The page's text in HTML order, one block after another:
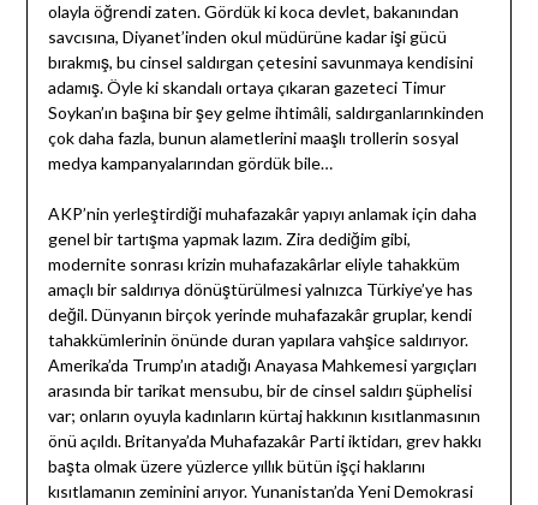
olayla öğrendi zaten. Gördük ki koca devlet, bakanından
savcısına, Diyanet’inden okul müdürüne kadar işi gücü
bırakmış, bu cinsel saldırgan çetesini savunmaya kendisini
adamış. Öyle ki skandalı ortaya çıkaran gazeteci Timur
Soykan’ın başına bir şey gelme ihtimâli, saldırganlarınkinden
çok daha fazla, bunun alametlerini maaşlı trollerin sosyal
medya kampanyalarından gördük bile…
AKP’nin yerleştirdiği muhafazakâr yapıyı anlamak için daha
genel bir tartışma yapmak lazım. Zira dediğim gibi,
modernite sonrası krizin muhafazakârlar eliyle tahakküm
amaçlı bir saldırıya dönüştürülmesi yalnızca Türkiye’ye has
değil. Dünyanın birçok yerinde muhafazakâr gruplar, kendi
tahakkümlerinin önünde duran yapılara vahşice saldırıyor.
Amerika’da Trump’ın atadığı Anayasa Mahkemesi yargıçları
arasında bir tarikat mensubu, bir de cinsel saldırı şüphelisi
var; onların oyuyla kadınların kürtaj hakkının kısıtlanmasının
önü açıldı. Britanya’da Muhafazakâr Parti iktidarı, grev hakkı
başta olmak üzere yüzlerce yıllık bütün işçi haklarını
kısıtlamanın zeminini arıyor. Yunanistan’da Yeni Demokrasi